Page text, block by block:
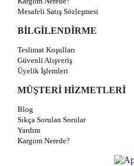
Mesafeli Satış Sözleşmesi
BİLGİLENDİRME
Teslimat Koşulları
Güvenli Alışveriş
Üyelik İşlemleri
MÜŞTERİ HİZMETLERİ
Blog
Sıkça Sorulan Sorular
Yardım
Kargom Nerede?